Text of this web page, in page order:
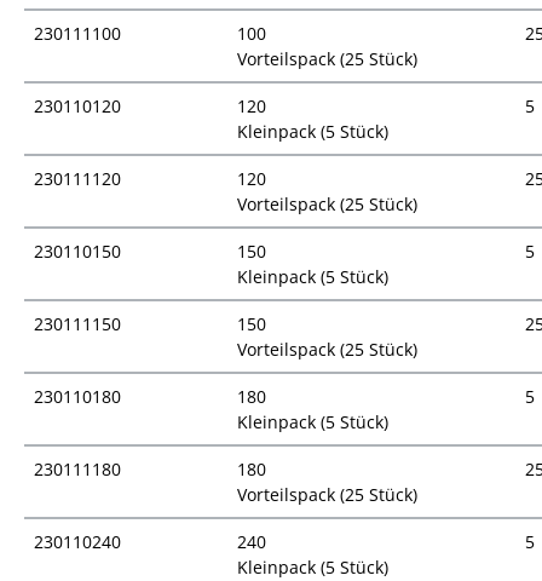
230111100
100
Vorteilspack (25 Stück)
230110120
120
Kleinpack (5 Stück)
5
230111120
120
Vorteilspack (25 Stück)
230110150
150
Kleinpack (5 Stück)
5
230111150
150
Vorteilspack (25 Stück)
230110180
180
Kleinpack (5 Stück)
5
230111180
180
Vorteilspack (25 Stück)
230110240
240
Kleinpack (5 Stück)
5